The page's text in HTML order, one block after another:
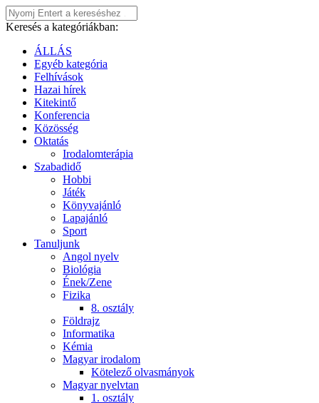
Keresés a kategóriákban:
ÁLLÁS
Egyéb kategória
Felhívások
Hazai hírek
Kitekintő
Konferencia
Közösség
Oktatás
Irodalomterápia
Szabadidő
Hobbi
Játék
Könyvajánló
Lapajánló
Sport
Tanuljunk
Angol nyelv
Biológia
Ének/Zene
Fizika
8. osztály
Földrajz
Informatika
Kémia
Magyar irodalom
Kötelező olvasmányok
Magyar nyelvtan
1. osztály